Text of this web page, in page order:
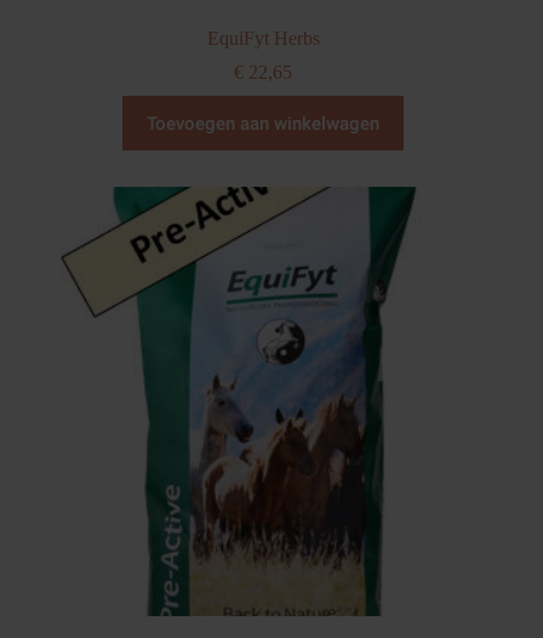
EquiFyt Herbs
€ 22,65
Toevoegen aan winkelwagen